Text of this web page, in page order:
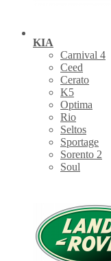
KIA
Carnival 4
Ceed
Cerato
K5
Optima
Rio
Seltos
Sportage
Sorento 2
Soul